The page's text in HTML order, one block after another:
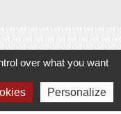
Mars
over what you want
Personalize